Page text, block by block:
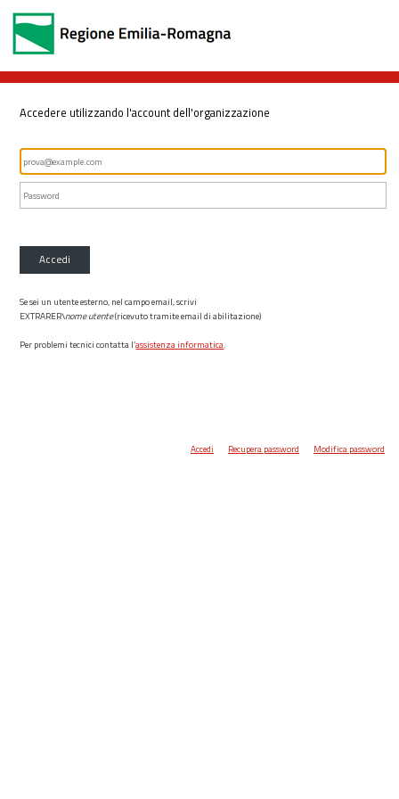
Accedere utilizzando l'account dell'organizzazione
Accedi
Se sei un utente esterno, nel campo email, scrivi
EXTRARER\nome utente(ricevuto tramite email di abilitazione)
Per problemi tecnici contatta l’assistenza informatica.
Accedi Recupera password Modifica password